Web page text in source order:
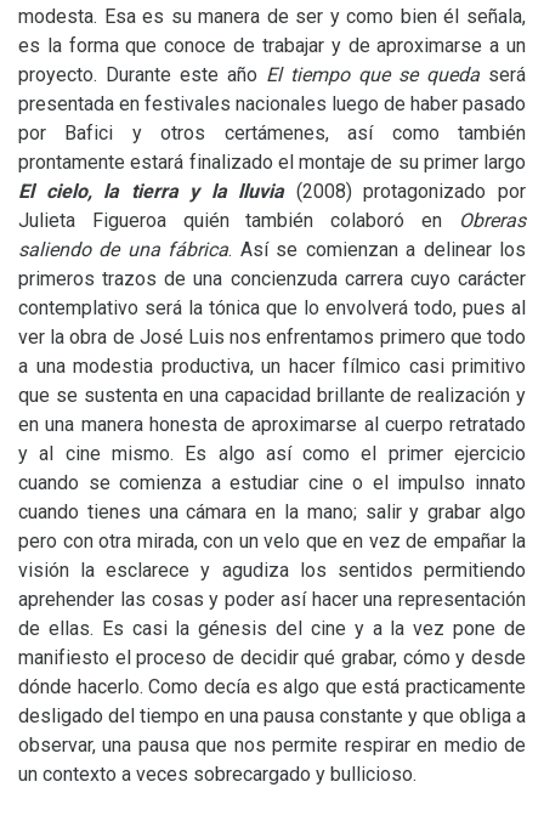
modesta. Esa es su manera de ser y como bien él señala,
es la forma que conoce de trabajar y de aproximarse a un
proyecto. Durante este año El tiempo que se queda será
presentada en festivales nacionales luego de haber pasado
por Bafici y otros certámenes, así como también
prontamente estará finalizado el montaje de su primer largo
El cielo, la tierra y la lluvia(2008) protagonizado por
Julieta Figueroa quién también colaboró en
Obreras
saliendo de una fábrica. Así se comienzan a delinear los
primeros trazos de una concienzuda carrera cuyo carácter
contemplativo será la tónica que lo envolverá todo, pues al
ver la obra de José Luis nos enfrentamos primero que todo
a una modestia productiva, un hacer fílmico casi primitivo
que se sustenta en una capacidad brillante de realización y
en una manera honesta de aproximarse al cuerpo retratado
y al cine mismo. Es algo así como el primer ejercicio
cuando se comienza a estudiar cine o el impulso innato
cuando tienes una cámara en la mano; salir y grabar algo
pero con otra mirada, con un velo que en vez de empañar la
visión la esclarece y agudiza los sentidos permitiendo
aprehender las cosas y poder así hacer una representación
de ellas. Es casi la génesis del cine y a la vez pone de
manifiesto el proceso de decidir qué grabar, cómo y desde
dónde hacerlo. Como decía es algo que está practicamente
desligado del tiempo en una pausa constante y que obliga a
observar, una pausa que nos permite respirar en medio de
un contexto a veces sobrecargado y bullicioso.